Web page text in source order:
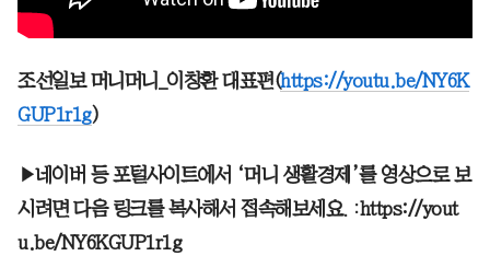
조선일보 머니머니_이창환 대표편(https://youtu.be/NY6K
GUP1r1g)
▶네이버 등 포털사이트에서 ‘머니 생활경제’를 영상으로 보
시려면 다음 링크를 복사해서 접속해보세요. :https://yout
u.be/NY6KGUP1r1g